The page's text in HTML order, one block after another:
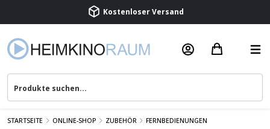
Beratung & Service
STARTSEITE ONLINE-SHOP ZUBEHÖR FERNBEDIENUNGEN